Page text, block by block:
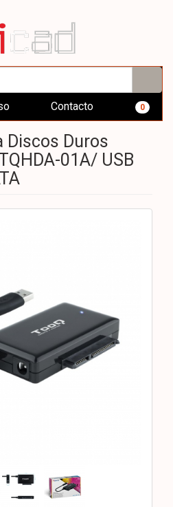
Contacto 0
Discos Duros
01A/ USB